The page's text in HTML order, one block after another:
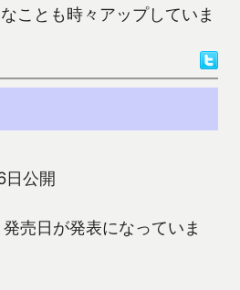
ことも時々アップしていま
日公開
売日が発表になっていま